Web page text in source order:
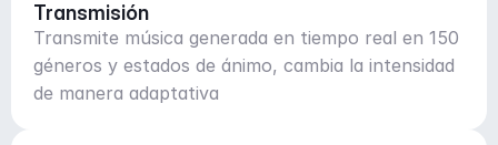
Transmisión
Transmite música generada en tiempo real en 150
géneros y estados de ánimo, cambia la intensidad
de manera adaptativa